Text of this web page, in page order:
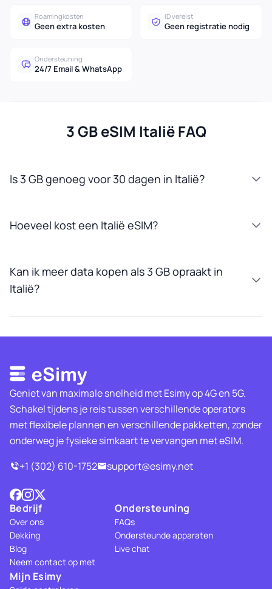
Roamingkosten
Geen extra kosten
ID vereist
Geen registratie nodig
Ondersteuning
24/7 Email & WhatsApp
3 GB eSIM Italië FAQ
Is 3 GB genoeg voor 30 dagen in Italië?
Hoeveel kost een Italië eSIM?
Kan ik meer data kopen als 3 GB opraakt in
Italië?
Geniet van maximale snelheid met Esimy op 4G en 5G.
Schakel tijdens je reis tussen verschillende operators
met flexibele plannen en verschillende pakketten, zonder
onderweg je fysieke simkaart te vervangen met eSIM.
+1 (302) 610-1752
support@esimy.net
Bedrijf
Over ons
Dekking
Blog
Neem contact op met
Ondersteuning
FAQs
Ondersteunde apparaten
Live chat
Mijn Esimy